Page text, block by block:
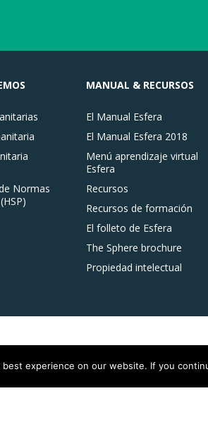
Normas
MANUAL & RECURSOS
El Manual Esfera
El Manual Esfera 2018
Menú aprendizaje virtual
Esfera
Recursos
Recursos de formación
El folleto de Esfera
The Sphere brochure
Propiedad intelectual
experience on our website. If you